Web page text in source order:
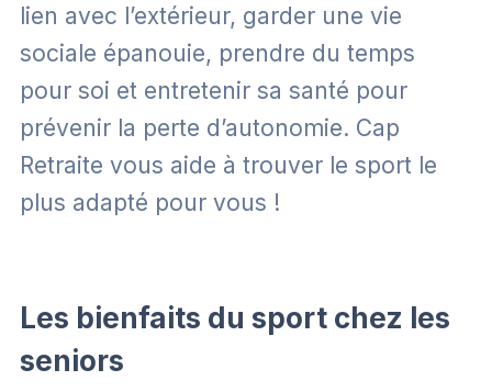
lien avec l’extérieur, garder une vie
sociale épanouie, prendre du temps
pour soi et entretenir sa santé pour
prévenir la perte d’autonomie. Cap
Retraite vous aide à trouver le sport le
plus adapté pour vous !
Les bienfaits du sport chez les
seniors